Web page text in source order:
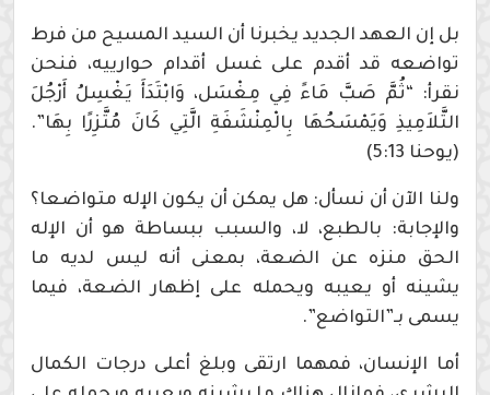
بل إن العهد الجديد يخبرنا أن السيد المسيح من فرط
تواضعه قد أقدم على غسل أقدام حوارييه، فنحن
نقرأ: “ثُمَّ صَبَّ مَاءً فِي مِغْسَل، وَابْتَدَأَ يَغْسِلُ أَرْجُلَ
التَّلاَمِيذِ وَيَمْسَحُهَا بِالْمِنْشَفَةِ الَّتِي كَانَ مُتَّزِرًا بِهَا”.
(يوحنا 5:13)
ولنا الآن أن نسأل: هل يمكن أن يكون الإله متواضعا؟
والإجابة: بالطبع، لا، والسبب ببساطة هو أن الإله
الحق منزه عن الضعة، بمعنى أنه ليس لديه ما
يشينه أو يعيبه ويحمله على إظهار الضعة، فيما
يسمى بـ”التواضع”.
أما الإنسان، فمهما ارتقى وبلغ أعلى درجات الكمال